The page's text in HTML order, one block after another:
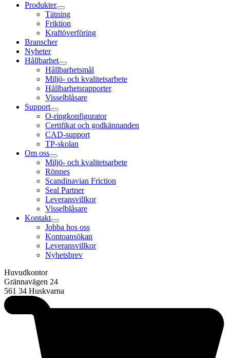
Produkter
Tätning
Friktion
Kraftöverföring
Branscher
Nyheter
Hållbarhet
Hållbarhetsmål
Miljö- och kvalitetsarbete
Hållbarhetsrapporter
Visselblåsare
Support
O-ringkonfigurator
Certifikat och godkännanden
CAD-support
TP-skolan
Om oss
Miljö- och kvalitetsarbete
Rönnes
Scandinavian Friction
Seal Partner
Leveransvillkor
Visselblåsare
Kontakt
Jobba hos oss
Kontoansökan
Leveransvillkor
Nyhetsbrev
Huvudkontor
Grännavägen 24
561 34 Huskvarna